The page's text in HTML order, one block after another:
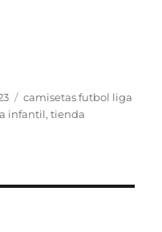
Etiquetas
camisetas futbol liga
infantil,tienda